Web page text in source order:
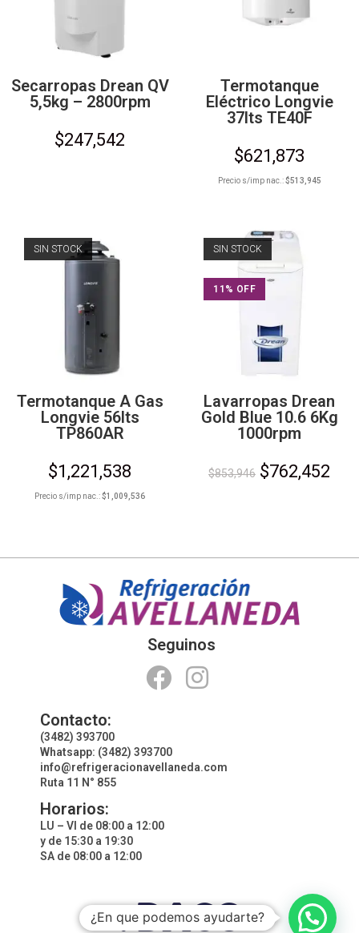
Secarropas Drean QV
5,5kg – 2800rpm
$247,542
Termotanque
Eléctrico Longvie
37lts TE40F
$621,873
Precio s/imp nac.:$513,945
SIN STOCK
Termotanque A Gas
Longvie 56lts
TP860AR
$1,221,538
Precio s/imp nac.:$1,009,536
SIN STOCK
11% OFF
Lavarropas Drean
Gold Blue 10.6 6Kg
1000rpm
$853,946 $762,452
Seguinos
Contacto:
(3482) 393700
Whatsapp: (3482) 393700
info@refrigeracionavellaneda.com
Ruta 11 N° 855
Horarios:
LU – VI de 08:00 a 12:00
y de 15:30 a 19:30
SA de 08:00 a 12:00
¿En que podemos ayudarte?